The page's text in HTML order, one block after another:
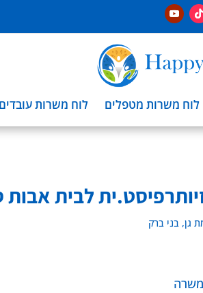
לוח משרות מטפלים לוח משרות עובדים
לבית אבות
גן, בני ברק